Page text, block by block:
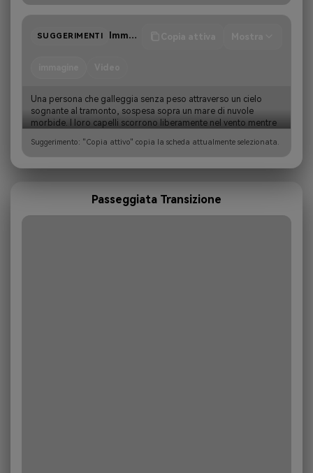
SUGGERIMENTI Immagine/Video
Una persona che galleggia senza peso attraverso un cielo
sognante al tramonto, sospesa sopra un mare di nuvole
morbide. I loro capelli scorrono liberamente nel vento mentre
cie…
Suggerimento: "Copia attivo" copia la scheda attualmente selezionata.
Passeggiata Transizione